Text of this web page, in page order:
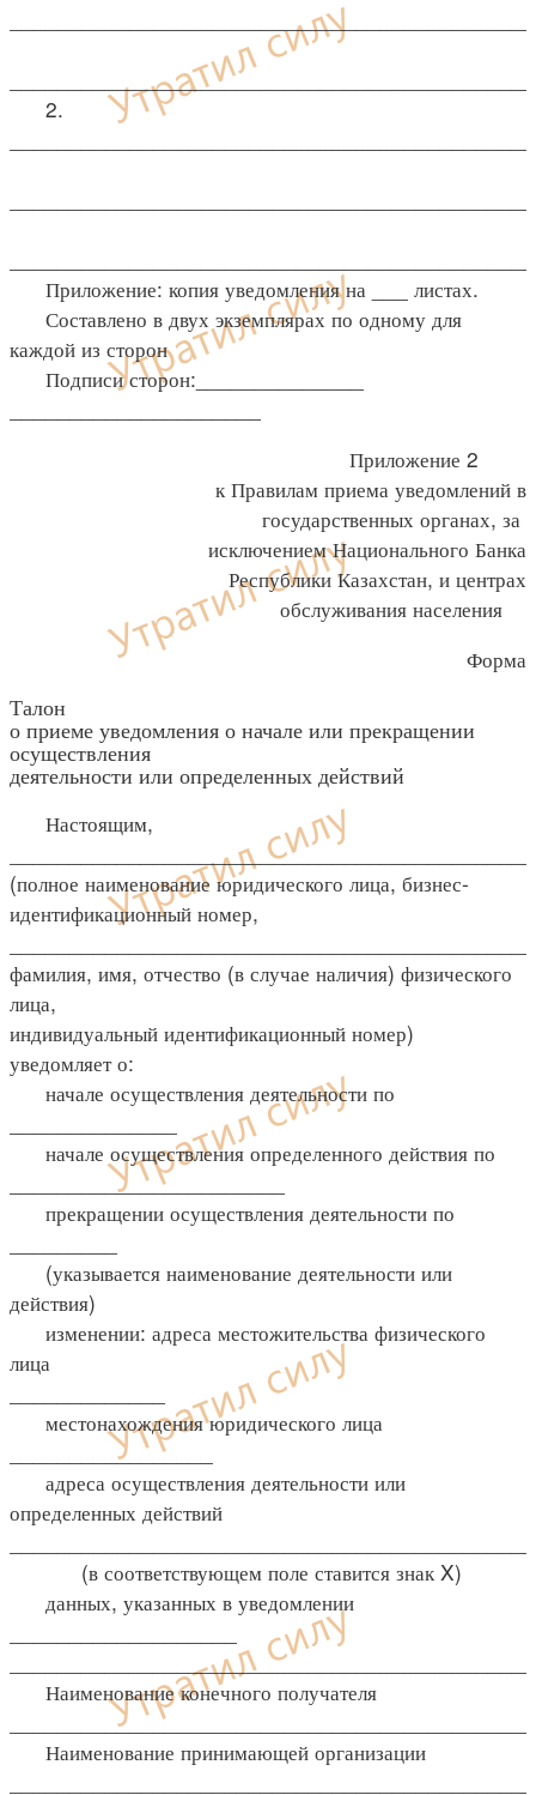
2.
Приложение: копия уведомления на ___ листах.
Составлено в двух экземплярах по одному для
каждой из сторон
Подписи сторон:______________
Приложение 2
к Правилам приема уведомлений в
государственных органах, за
исключением Национального Банка
Республики Казахстан, и центрах
обслуживания населения
Форма
Талон
о приеме уведомления о начале или прекращении
осуществления
деятельности или определенных действий
Настоящим,
(полное наименование юридического лица, бизнес-
идентификационный номер,
фамилия, имя, отчество (в случае наличия) физического
лица,
индивидуальный идентификационный номер)
уведомляет о:
начале осуществления деятельности по
начале осуществления определенного действия по
_______________________
прекращении осуществления деятельности по
(указывается наименование деятельности или
действия)
изменении: адреса местожительства физического
лица
местонахождения юридического лица
_________________
адреса осуществления деятельности или
определенных действий
(в соответствующем поле ставится знак X)
данных, указанных в уведомлении
Наименование конечного получателя
Наименование принимающей организации